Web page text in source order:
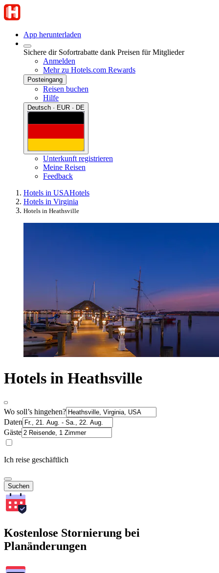
App herunterladen
Sichere dir Sofortrabatte dank Preisen für Mitglieder
Anmelden
Mehr zu Hotels.com Rewards
Posteingang
Reisen buchen
Hilfe
Deutsch · EUR · DE
Unterkunft registrieren
Meine Reisen
Feedback
Hotels in USAHotels
Hotels in Virginia
Hotels in Heathsville
Hotels in Heathsville
Wo soll’s hingehen?
Daten
Gäste
Ich reise geschäftlich
Suchen
Kostenlose Stornierung bei
Planänderungen